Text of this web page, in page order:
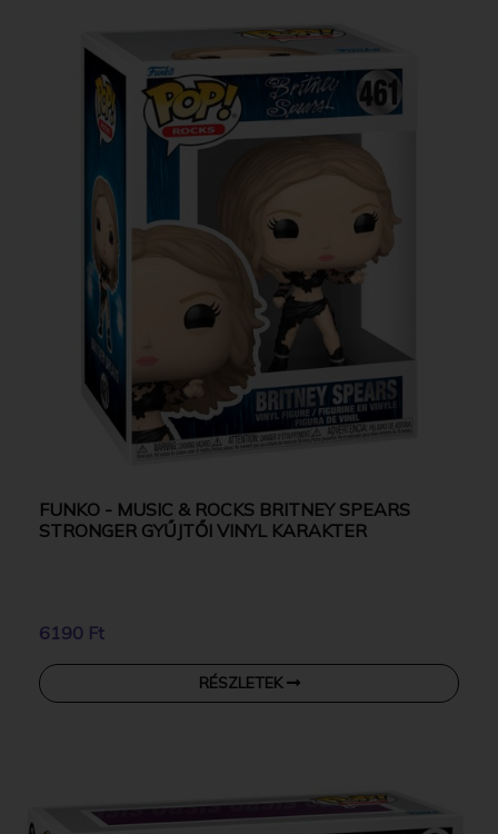
FUNKO - MUSIC & ROCKS BRITNEY SPEARS
STRONGER GYŰJTŐI VINYL KARAKTER
6190 Ft
RÉSZLETEK